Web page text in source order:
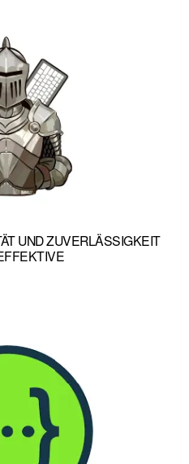
UND ZUVERLÄSSIGKEIT